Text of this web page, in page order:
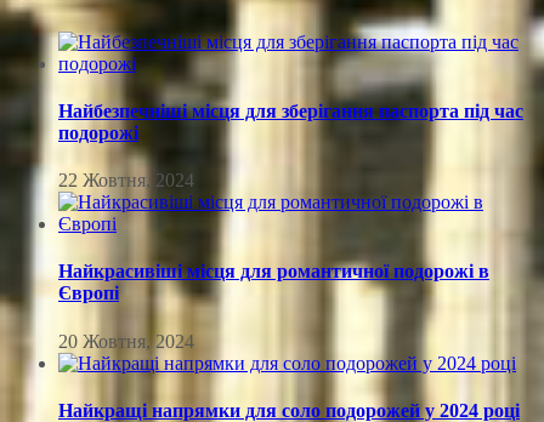
Найбезпечніші місця для зберігання паспорта під час
подорожі
22 Жовтня, 2024
Найкрасивіші місця для романтичної подорожі в
Європі
20 Жовтня, 2024
Найкращі напрямки для соло подорожей у 2024 році